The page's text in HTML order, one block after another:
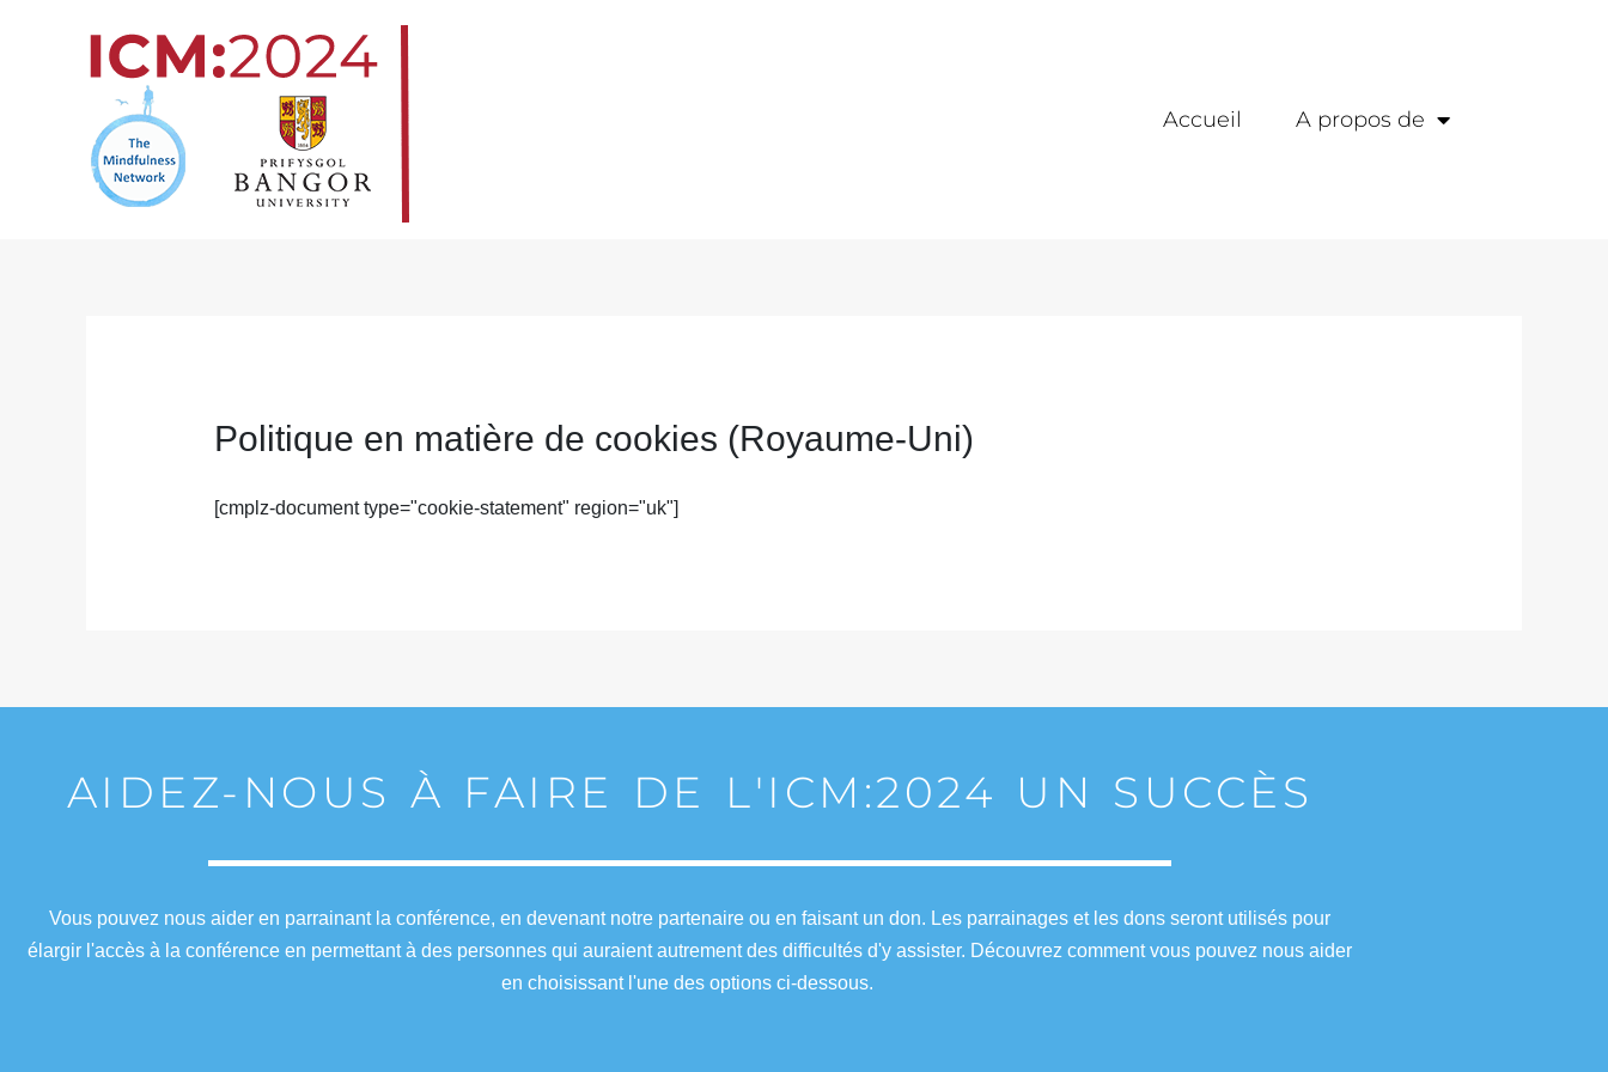
Accueil A propos de
Politique en matière de cookies (Royaume-Uni)
[cmplz-document type="cookie-statement" region="uk"]
AIDEZ-NOUS À FAIRE DE L'ICM:2024 UN SUCCÈS
Vous pouvez nous aider en parrainant la conférence, en devenant notre partenaire ou en faisant un don. Les parrainages et les dons seront utilisés pour
élargir l'accès à la conférence en permettant à des personnes qui auraient autrement des difficultés d'y assister. Découvrez comment vous pouvez nous aider
en choisissant l'une des options ci-dessous.